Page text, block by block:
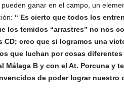
ganar en el campo, un
“ Es cierto que todos los
los temidos “arrastres” no nos
CD; creo que si logramos una
que luchan por cosas
B y con el At. Porcuna y
de poder lograr nuestro